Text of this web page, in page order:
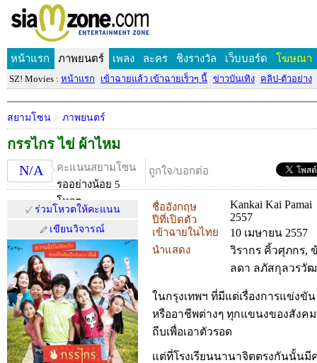
หน้าแรก ภาพยนตร์ เพลง ละคร ชิงรางวัล เว็บบอร์ด โฆษณา
SZ! Movies : หน้าแรก เข้าฉายแล้ว เข้าฉายเร็วๆ นี้ ข่าวบันเทิง คลิป-ตัวอย่าง
สยามโซน > ภาพยนตร์
กรรไกร ไข่ ผ้าไหม
N/A
คะแนนสยามโซน
รออย่างน้อย 5
โหวต
ถูกใจ/บอกต่อ
ร่วมโหวตให้คะแนน
เขียนวิจารณ์
ชื่ออังกฤษ Kankai Kai Pamai
ปีที่เปิดตัว 2557
เข้าฉายในไทย 10 เมษายน 2557
นำแสดง
วิรากร คิ้วศุภกร,
ลดา ลภัสกุลวรวั
ในกรุงเทพฯ ที่มีแต่เรื่องการแข่งขัน
หรืออาชีพต่างๆ ทุกแขนงของสังค
ถีบเพื่อเอาตัวรอด
แต่ที่โรงเรียนนานาจิตตรงกันนั้น